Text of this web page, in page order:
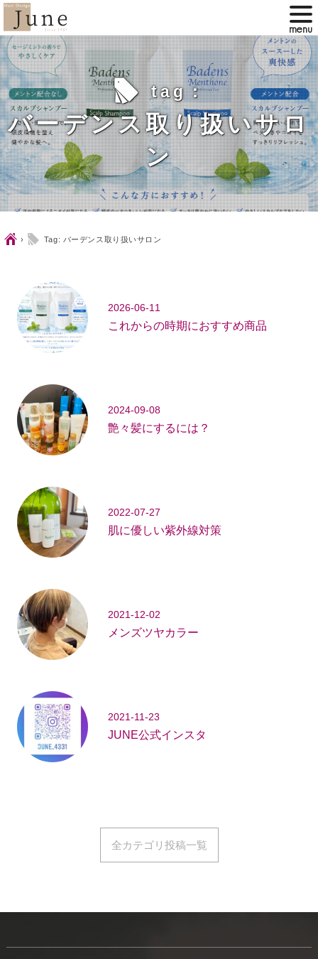
ltag：
バーデンス取り扱いサロ
ン
Ç › l Tag: バーデンス取り扱いサロン
2026-06-11
これからの時期におすすめ商品
2024-09-08
艶々髪にするには？
2022-07-27
肌に優しい紫外線対策
2021-12-02
メンズツヤカラー
2021-11-23
JUNE公式インスタ
全カテゴリ投稿一覧